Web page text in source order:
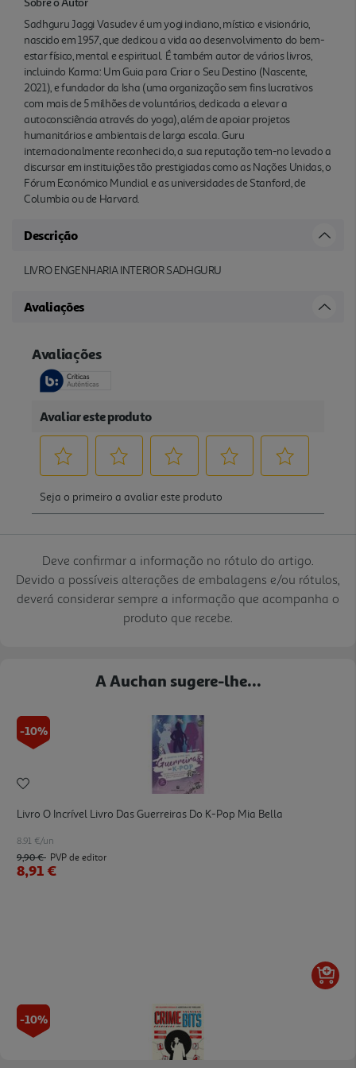
Sadhguru Jaggi Vasudev é um yogi indiano, místico e visionário,
nascido em 1957, que dedicou a vida ao desenvolvimento do bem-
estar físico, mental e espiritual. É também autor de vários livros,
incluindo Karma: Um Guia para Criar o Seu Destino (Nascente,
2021), e fundador da Isha (uma organização sem fins lucrativos
com mais de 5 milhões de voluntários, dedicada a elevar a
autoconsciência através do yoga), além de apoiar projetos
humanitários e ambientais de larga escala. Guru
internacionalmente reconheci do, a sua reputação tem-no levado a
discursar em instituições tão prestigiadas como as Nações Unidas, o
Fórum Económico Mundial e as universidades de Stanford, de
Columbia ou de Harvard.
Descrição
LIVRO ENGENHARIA INTERIOR SADHGURU
Avaliações
Deve confirmar a informação no rótulo do artigo.
Devido a possíveis alterações de embalagens e/ou rótulos,
deverá considerar sempre a informação que acompanha o
produto que recebe.
A Auchan sugere-lhe...
-10%
Livro O Incrível Livro Das Guerreiras Do K-Pop Mia Bella
8.91 €/un
9,90 € PVP de editor
8,91 €
-10%